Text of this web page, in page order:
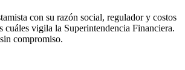
con su razón social, regulador y costos
vigila la Superintendencia Financiera.
compromiso.